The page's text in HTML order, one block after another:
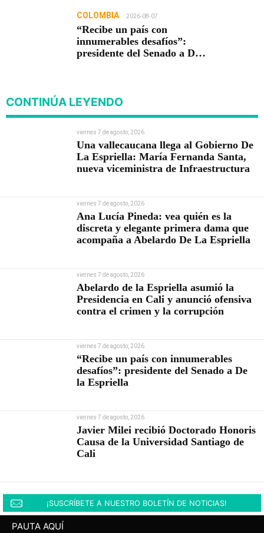
COLOMBIA 2026-08-07
“Recibe un país con
innumerables desafíos”:
presidente del Senado a De
CONTINÚA LEYENDO
viernes 7 de agosto, 2026
Una vallecaucana llega al Gobierno De
La Espriella: María Fernanda Santa,
nueva viceministra de Infraestructura
viernes 7 de agosto, 2026
Ana Lucía Pineda: vea quién es la
discreta y elegante primera dama que
acompaña a Abelardo De La Espriella
viernes 7 de agosto, 2026
Abelardo de la Espriella asumió la
Presidencia en Cali y anunció ofensiva
contra el crimen y la corrupción
viernes 7 de agosto, 2026
“Recibe un país con innumerables
desafíos”: presidente del Senado a De
la Espriella
viernes 7 de agosto, 2026
Javier Milei recibió Doctorado Honoris
Causa de la Universidad Santiago de
Cali
¡SUSCRÍBETE A NUESTRO BOLETÍN DE NOTICIAS!
PAUTA AQUÍ